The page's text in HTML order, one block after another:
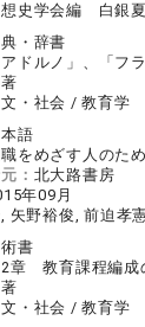
想史学会編 白銀
・辞書
アドルノ」、「フ
文・社会 / 教育学
本語
をめざす人のた
： 北大路書房
年09月
矢野裕俊, 前迫孝
書
章 教育課程編成
文・社会 / 教育学